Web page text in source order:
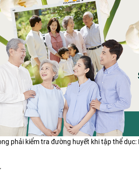
phải kiểm tra đường huyết khi tập thể